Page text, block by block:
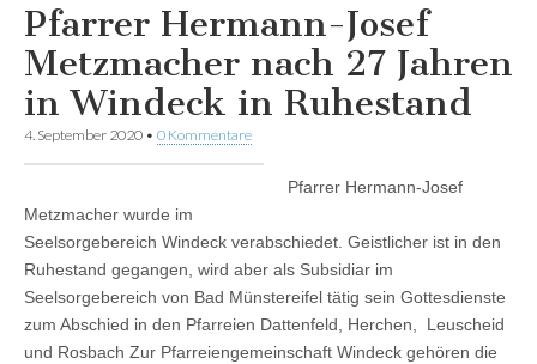
Pfarrer Hermann-Josef
Metzmacher nach 27 Jahren
in Windeck in Ruhestand
4. September 2020 • 0 Kommentare
Pfarrer Hermann-Josef
Metzmacher wurde im
Seelsorgebereich Windeck verabschiedet. Geistlicher ist in den
Ruhestand gegangen, wird aber als Subsidiar im
Seelsorgebereich von Bad Münstereifel tätig sein Gottesdienste
zum Abschied in den Pfarreien Dattenfeld, Herchen, Leuscheid
und Rosbach Zur Pfarreiengemeinschaft Windeck gehören die